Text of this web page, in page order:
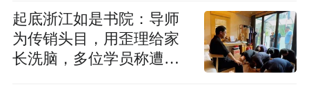
起底浙江如是书院：导师
为传销头目，用歪理给家
长洗脑，多位学员称遭殴